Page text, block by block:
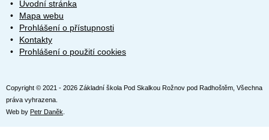
Úvodní stránka
Mapa webu
Prohlášení o přístupnosti
Kontakty
Prohlášení o použití cookies
Copyright © 2021 - 2026 Základní škola Pod Skalkou Rožnov pod Radhoštěm, Všechna
práva vyhrazena.
Web by Petr Daněk